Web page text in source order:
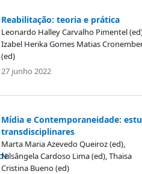
Reabilitação: teoria e prática
Leonardo Halley Carvalho Pimentel
Izabel Herika Gomes Matias
(ed)
27 junho 2022
Mídia e Contemporaneidade:
transdisciplinares
Marta Maria Azevedo Queiroz (ed),
Nilsângela Cardoso Lima (ed), Thaisa
Cristina Bueno (ed)